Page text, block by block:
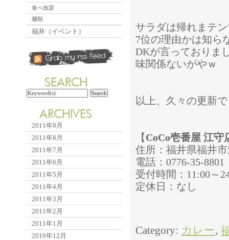
サラダは帰れまテ
7位の理由かは知ら
DKが言っておりま
味関係ないがやｗ
以上、久々の更新
【CoCo壱番屋 江守
住所：福井県福井
電話：0776-35-8801
受付時間：11:00～
定休日：なし
Category: カレー,
食べ放題
麺類
福井（イベント）
2011年9月
2011年8月
2011年7月
2011年6月
2011年5月
2011年4月
2011年3月
2011年2月
2011年1月
2010年12月